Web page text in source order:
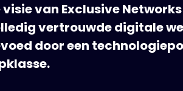
visie van Exclusive
vertrouwde digitale
door een